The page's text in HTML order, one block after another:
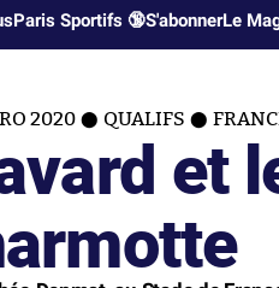
Paris Sportifs 🔞S'abonnerLe
2020 QUALIFS
et